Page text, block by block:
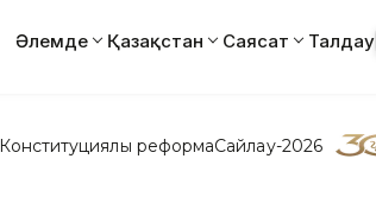
Әлемде Қазақстан Саясат Талдау
Конституциялық реформаСайлау-2026